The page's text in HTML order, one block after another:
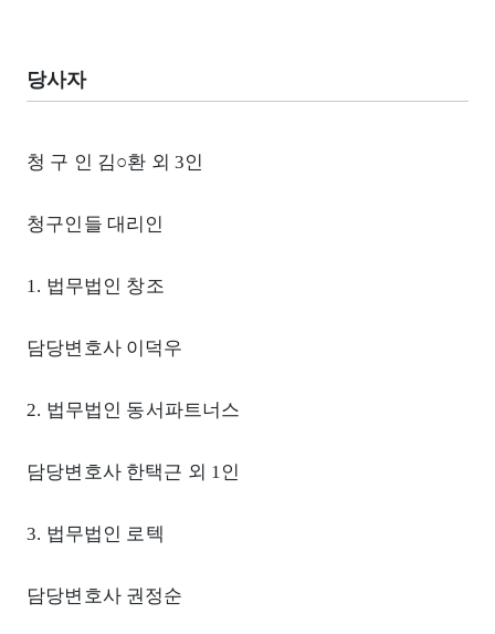
당사자
청 구 인 김○환 외 3인
청구인들 대리인
1. 법무법인 창조
담당변호사 이덕우
2. 법무법인 동서파트너스
담당변호사 한택근 외 1인
3. 법무법인 로텍
담당변호사 권정순